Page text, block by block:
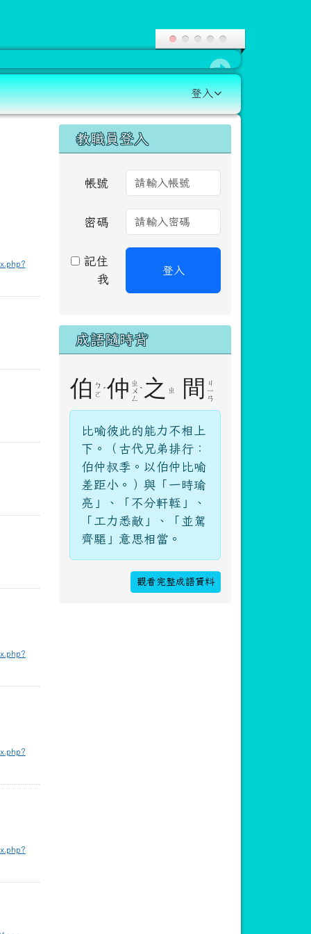
登入
右邊區域內容
教職員登入
帳號
密碼
記住
我
登入
成語隨時背
伯 ㄅ
ㄛ ˊ仲 ㄓ
ㄨ
ㄥ
ˋ 之 ㄓ 間
ㄐ
ㄧ
ㄢ
比喻彼此的能力不相上
下。（古代兄弟排行：
伯仲叔季。以伯仲比喻
差距小。）與「一時瑜
亮」、「不分軒輊」、
「工力悉敵」、「並駕
齊驅」意思相當。
觀看完整成語資料